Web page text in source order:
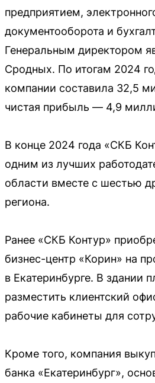
предприятием,
документооборота и
Генеральным директором
Сродных. По итогам 2024
компании составила 32,5
чистая прибыль — 4,9
В конце 2024 года «СКБ
одним из лучших
области вместе с шестью
региона.
Ранее «СКБ Контур»
бизнес-центр «Корин» на
в Екатеринбурге. В здании
разместить клиентский
рабочие кабинеты для
Кроме того, компания
банка «Екатеринбург»,